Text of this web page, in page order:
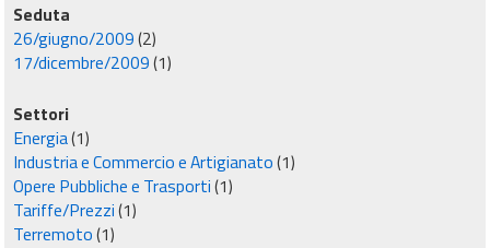
Seduta
26/giugno/2009(2)
17/dicembre/2009(1)
Settori
Energia(1)
Industria e Commercio e Artigianato(1)
Opere Pubbliche e Trasporti(1)
Tariffe/Prezzi(1)
Terremoto(1)